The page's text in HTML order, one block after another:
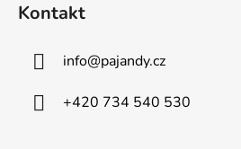
Kontakt
info@pajandy.cz
+420 734 540 530